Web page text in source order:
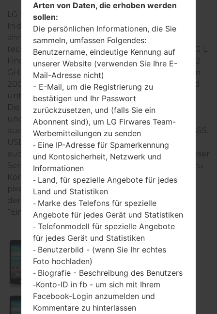
LG L Fino
In der Regel, die Geräte der LG L Fino- Serie sind
ähnlich im Aussehen und haben gemeinsame
technische Eigenschaften. Die Modellreihe der LG L
Fino- Serie arbeitet auf der Basis des Dual-Core 1.2
GHz Cortex-A7 Qualcomm MSM8210 Snapdragon
200 mit 1GB RAM hat. Interner Speicher 4GB und
unterstützt microSD, zu 32 GB (dedizierter Slot).
Die Geräte der LG L Fino- Seie haben 3.5mm jack
und unterstützen Bluetooth Version 4.0, A2DP,
auch gibt es die Technologie GPS A-GPS, GLONASS.
USB-Anschluss unterstützt microUSB 2.0, und
auch Wi-Fi802.11b/g/n, Wi-Fi Direct, hotspot. In dieser
Serie wird das Display 4.5 zoll (~66.6% Bildschirm zu
Körper Verhältnis) mit der Auflösung 480 x 800
pixel (~207 Dichte der Pixel pro Zoll) verwendet,
der Bildschirmtyp IPS LCD.
*Einige Daten können variieren.
D290
Arten von Daten, die erhoben werden
sollen:
Die persönlichen Informationen, die Sie
sammeln, umfassen Folgendes:
Benutzername, eindeutige Kennung auf
unserer Website (verwenden Sie Ihre E-
Mail-Adresse nicht)
- E-Mail, um die Registrierung zu
bestätigen und Ihr Passwort
zurückzusetzen, und (falls Sie ein
Abonnent sind), um LG Firwares Team-
Werbemitteilungen zu senden
- Eine IP-Adresse für Spamerkennung
und Kontosicherheit, Netzwerk und
Informationen
- Land, für spezielle Angebote für jedes
Land und Statistiken
- Marke des Telefons für spezielle
Angebote für jedes Gerät und Statistiken
- Telefonmodell für spezielle Angebote
für jedes Gerät und Statistiken
- Benutzerbild - (wenn Sie Ihr echtes
Foto hochladen)
- Biografie - Beschreibung des Benutzers
-Konto-ID in fb - um sich mit Ihrem
Facebook-Login anzumelden und
Kommentare zu hinterlassen